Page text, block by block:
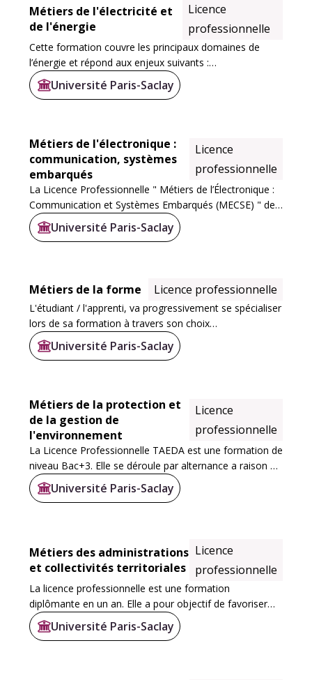
Métiers de l'électricité et
de l'énergie
Licence
professionnelle
Cette formation couvre les principaux domaines de
l’énergie et répond aux enjeux suivants :
• secteur du bâtiment : diagnostic de performance
Université Paris-Saclay
Métiers de l'électronique :
communication, systèmes
embarqués
Licence
professionnelle
La Licence Professionnelle " Métiers de l’Électronique :
Communication et Systèmes Embarqués (MECSE) " de
l'IUT de Cachan comporte un parcours "Systèmes
Embarqués et Supervision par Applications...
Université Paris-Saclay
Métiers de la forme Licence professionnelle
L'étudiant / l'apprenti, va progressivement se spécialiser
lors de sa formation à travers son choix
d'enseignement de spécialisation, son orientation de
stage / d'apprentissage dans l'un des secteurs...
Université Paris-Saclay
Métiers de la protection et
de la gestion de
l'environnement
Licence
professionnelle
La Licence Professionnelle TAEDA est une formation de
niveau Bac+3. Elle se déroule par alternance a raison de
21 semaines de cours à l'IUT d'Orsay et 31 semaines en
entreprise. Le rythme moyen de l...
Université Paris-Saclay
Métiers des administrations
et collectivités territoriales
Licence
professionnelle
La licence professionnelle est une formation
diplômante en un an. Elle a pour objectif de favoriser
votre insertion professionnelle au sein des
administrations, avec des enseignements à la fois...
Université Paris-Saclay